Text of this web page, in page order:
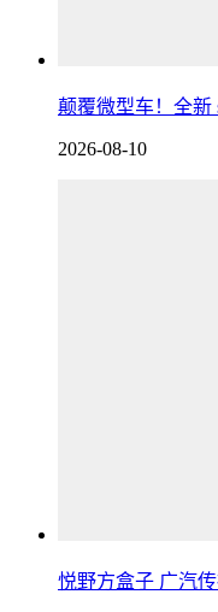
颠覆微型车！全新
2026-08-10
悦野方盒子 广汽传